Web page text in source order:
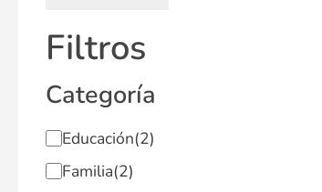
Filtros
Categoría
Educación(2)
Familia(2)